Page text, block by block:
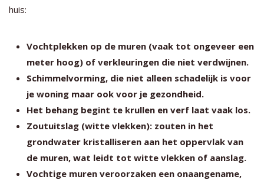
huis:
Vochtplekken op de muren (vaak tot ongeveer een
meter hoog) of verkleuringen die niet verdwijnen.
Schimmelvorming, die niet alleen schadelijk is voor
je woning maar ook voor je gezondheid.
Het behang begint te krullen en verf laat vaak los.
Zoutuitslag (witte vlekken): zouten in het
grondwater kristalliseren aan het oppervlak van
de muren, wat leidt tot witte vlekken of aanslag.
Vochtige muren veroorzaken een onaangename,